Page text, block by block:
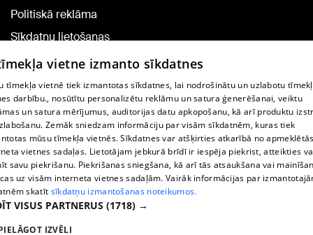
Politiskā reklāma
Sīkdatņu lietošanas
noteikumi
Komentāru pievienošana
TV programma
Līguma noteikumi
360 Ziņu kontakti
Helio Media
Portāla palīdzības dienests: e-pasts -
vietne izmanto sīkdatnes
tīmekļa vietnē tiek izmantotas sīkdatnes, lai nodrošinātu un uzlabotu
darbību., nosūtītu personalizētu reklāmu un satura ģenerēšanai, veiktu
un satura mērījumus, auditorijas datu apkopošanu, kā arī produktu
Zemāk sniedzam informāciju par visām sīkdatnēm, kuras tiek
mūsu tīmekļa vietnēs. Sīkdatnes var atšķirties atkarībā no
vietnes sadaļas. Lietotājam jebkurā brīdī ir iespēja piekrist, atteikties
savu piekrišanu. Piekrišanas sniegšana, kā arī tās atsaukšana vai
uz visām interneta vietnes sadaļām. Vairāk informācijas par
skatīt sīkdatņu izmantošanas noteikumos.
VISUS PARTNERUS (1718) →
IZVĒLI